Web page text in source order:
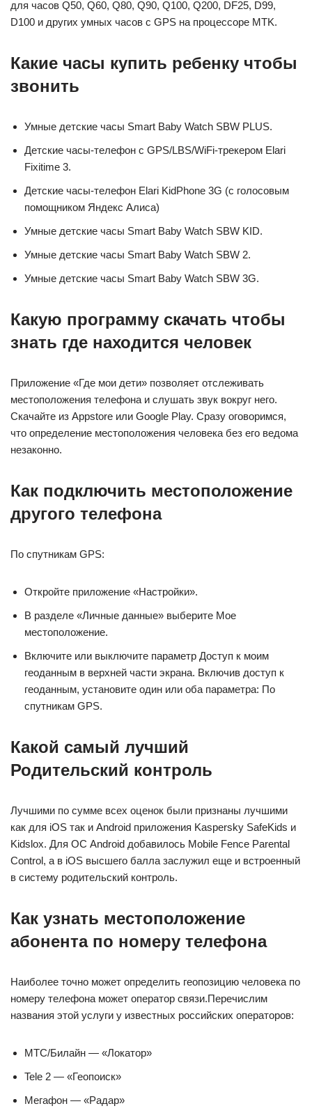
для часов Q50, Q60, Q80, Q90, Q100, Q200, DF25, D99,
D100 и других умных часов с GPS на процессоре MTK.
Какие часы купить ребенку чтобы
звонить
Умные детские часы Smart Baby Watch SBW PLUS.
Детские часы-телефон c GPS/LBS/WiFi-трекером Elari
Fixitime 3.
Детские часы-телефон Elari KidPhone 3G (с голосовым
помощником Яндекс Алиса)
Умные детские часы Smart Baby Watch SBW KID.
Умные детские часы Smart Baby Watch SBW 2.
Умные детские часы Smart Baby Watch SBW 3G.
Какую программу скачать чтобы
знать где находится человек
Приложение «Где мои дети» позволяет отслеживать
местоположения телефона и слушать звук вокруг него.
Скачайте из Appstore или Google Play. Сразу оговоримся,
что определение местоположения человека без его ведома
незаконно.
Как подключить местоположение
другого телефона
По спутникам GPS:
Откройте приложение «Настройки».
В разделе «Личные данные» выберите Мое
местоположение.
Включите или выключите параметр Доступ к моим
геоданным в верхней части экрана. Включив доступ к
геоданным, установите один или оба параметра: По
спутникам GPS.
Какой самый лучший
Родительский контроль
Лучшими по сумме всех оценок были признаны лучшими
как для iOS так и Android приложения Kaspersky SafeKids и
Kidslox. Для ОС Android добавилось Mobile Fence Parental
Control, а в iOS высшего балла заслужил еще и встроенный
в систему родительский контроль.
Как узнать местоположение
абонента по номеру телефона
Наиболее точно может определить геопозицию человека по
номеру телефона может оператор связи.Перечислим
названия этой услуги у известных российских операторов:
МТС/Билайн — «Локатор»
Tele 2 — «Геопоиск»
Мегафон — «Радар»